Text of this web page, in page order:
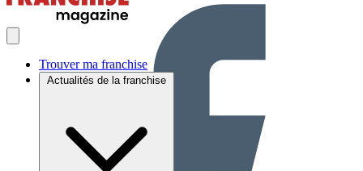
Trouver ma franchise
Actualités de la franchise